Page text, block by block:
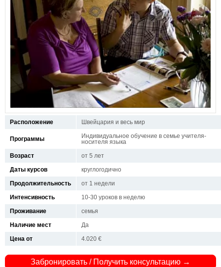
Расположение Швейцария и весь мир
Программы
Индивидуальное обучение в семье учителя-
носителя языка
Возраст
от 5 лет
Даты курсов
круглогодично
Продолжительность
от 1 недели
Интенсивность
10-30 уроков в неделю
Проживание
семья
Наличие мест
Да
Цена от
4.020 €
Забронировать / Получить консультацию →